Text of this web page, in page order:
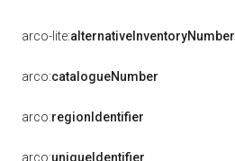
arco-lite:alternativeInventoryNumber
arco:catalogueNumber
arco:regionIdentifier
arco:uniqueIdentifier